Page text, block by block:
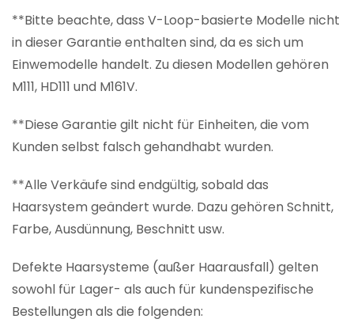
**Bitte beachte, dass V-Loop-basierte Modelle nicht
in dieser Garantie enthalten sind, da es sich um
Einwemodelle handelt. Zu diesen Modellen gehören
M111, HD111 und M161V.
**Diese Garantie gilt nicht für Einheiten, die vom
Kunden selbst falsch gehandhabt wurden.
**Alle Verkäufe sind endgültig, sobald das
Haarsystem geändert wurde. Dazu gehören Schnitt,
Farbe, Ausdünnung, Beschnitt usw.
Defekte Haarsysteme (außer Haarausfall) gelten
sowohl für Lager- als auch für kundenspezifische
Bestellungen als die folgenden: